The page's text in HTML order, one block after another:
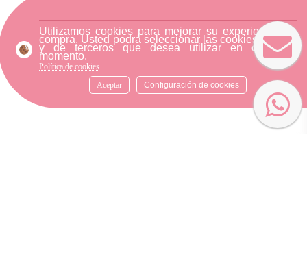
Utilizamos cookies para mejorar su experiencia de
compra. Usted podrá seleccionar las cookies nuestra
y de terceros que desea utilizar en cualquier
momento.
Política de cookies
Aceptar
Configuración de cookies